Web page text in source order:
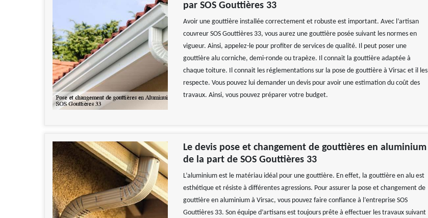
par SOS Gouttières 33
Avoir une gouttière installée correctement et robuste est important. Avec l’artisan
couvreur SOS Gouttières 33, vous aurez une gouttière posée suivant les normes en
vigueur. Ainsi, appelez-le pour profiter de services de qualité. Il peut poser une
gouttière alu corniche, demi-ronde ou trapèze. Il connait la gouttière adaptée à
chaque toiture. Il connait les réglementations sur la pose de gouttière à Virsac et il les
respecte. Vous pouvez lui demander un devis pour avoir une estimation du coût des
travaux. Ainsi, vous pouvez préparer votre budget.
Le devis pose et changement de gouttières en aluminium
de la part de SOS Gouttières 33
L’aluminium est le matériau idéal pour une gouttière. En effet, la gouttière en alu est
esthétique et résiste à différentes agressions. Pour assurer la pose et changement de
gouttière en aluminium à Virsac, vous pouvez faire confiance à l’entreprise SOS
Gouttières 33. Son équipe d’artisans est toujours prête à effectuer les travaux suivant